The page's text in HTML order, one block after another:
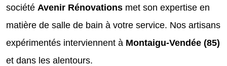
société Avenir Rénovations met son expertise en
matière de salle de bain à votre service. Nos artisans
expérimentés interviennent à Montaigu-Vendée (85)
et dans les alentours.